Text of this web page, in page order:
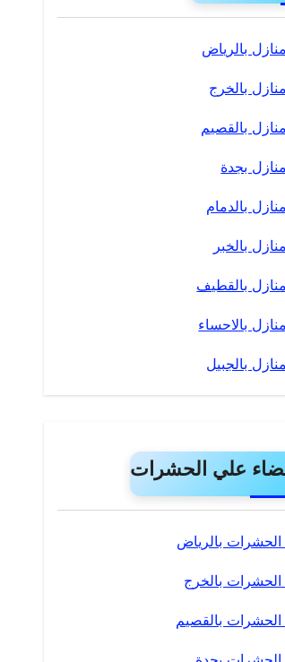
بالرياض
بالخرج
بالقصيم
بجدة
بالدمام
بالخبر
بالقطيف
بالاحساء
بالجبيل
علي الحشرات
بالرياض
بالخرج
بالقصيم